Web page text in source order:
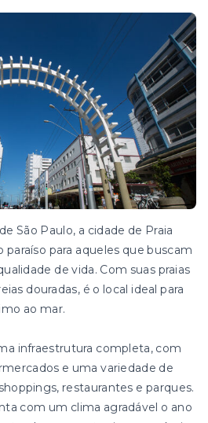
São Paulo, a cidade de Praia
paraíso para aqueles que buscam
de vida. Com suas praias
douradas, é o local ideal para
ao mar.
infraestrutura completa, com
e uma variedade de
restaurantes e parques.
com um clima agradável o ano